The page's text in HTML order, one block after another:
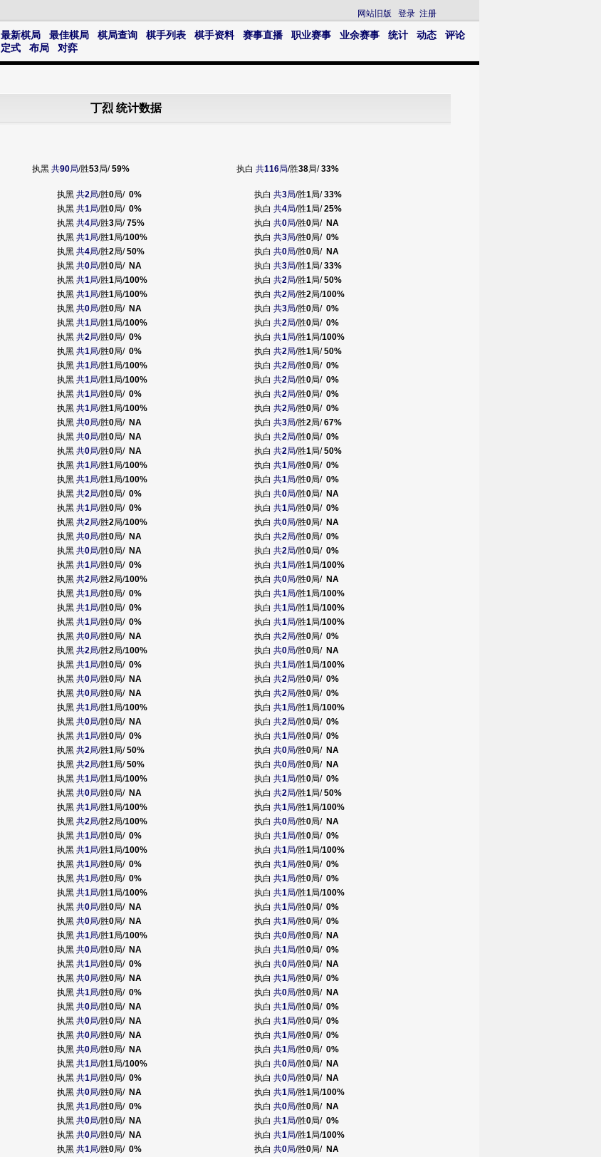
网站旧版 登录 注册
最新棋局 最佳棋局 棋局查询 棋手列表 棋手资料 赛事直播 职业赛事 业余赛事 统计 动态
评论
定式 布局 对弈
丁烈 统计数据
执黑 共90局/胜53局/59% 执白 共116局/胜38局/33%
执黑 共2局/胜0局/0% 执白 共3局/胜1局/33%
执黑 共1局/胜0局/0% 执白 共4局/胜1局/25%
执黑 共4局/胜3局/75% 执白 共0局/胜0局/NA
执黑 共1局/胜1局/100% 执白 共3局/胜0局/0%
执黑 共4局/胜2局/50% 执白 共0局/胜0局/NA
执黑 共0局/胜0局/NA 执白 共3局/胜1局/33%
执黑 共1局/胜1局/100% 执白 共2局/胜1局/50%
执黑 共1局/胜1局/100% 执白 共2局/胜2局/100%
执黑 共0局/胜0局/NA 执白 共3局/胜0局/0%
执黑 共1局/胜1局/100% 执白 共2局/胜0局/0%
执黑 共2局/胜0局/0% 执白 共1局/胜1局/100%
执黑 共1局/胜0局/0% 执白 共2局/胜1局/50%
执黑 共1局/胜1局/100% 执白 共2局/胜0局/0%
执黑 共1局/胜1局/100% 执白 共2局/胜0局/0%
执黑 共1局/胜0局/0% 执白 共2局/胜0局/0%
执黑 共1局/胜1局/100% 执白 共2局/胜0局/0%
执黑 共0局/胜0局/NA 执白 共3局/胜2局/67%
执黑 共0局/胜0局/NA 执白 共2局/胜0局/0%
执黑 共0局/胜0局/NA 执白 共2局/胜1局/50%
执黑 共1局/胜1局/100% 执白 共1局/胜0局/0%
执黑 共1局/胜1局/100% 执白 共1局/胜0局/0%
执黑 共2局/胜0局/0% 执白 共0局/胜0局/NA
执黑 共1局/胜0局/0% 执白 共1局/胜0局/0%
执黑 共2局/胜2局/100% 执白 共0局/胜0局/NA
执黑 共0局/胜0局/NA 执白 共2局/胜0局/0%
执黑 共0局/胜0局/NA 执白 共2局/胜0局/0%
执黑 共1局/胜0局/0% 执白 共1局/胜1局/100%
执黑 共2局/胜2局/100% 执白 共0局/胜0局/NA
执黑 共1局/胜0局/0% 执白 共1局/胜1局/100%
执黑 共1局/胜0局/0% 执白 共1局/胜1局/100%
执黑 共1局/胜0局/0% 执白 共1局/胜1局/100%
执黑 共0局/胜0局/NA 执白 共2局/胜0局/0%
执黑 共2局/胜2局/100% 执白 共0局/胜0局/NA
执黑 共1局/胜0局/0% 执白 共1局/胜1局/100%
执黑 共0局/胜0局/NA 执白 共2局/胜0局/0%
执黑 共0局/胜0局/NA 执白 共2局/胜0局/0%
执黑 共1局/胜1局/100% 执白 共1局/胜1局/100%
执黑 共0局/胜0局/NA 执白 共2局/胜0局/0%
执黑 共1局/胜0局/0% 执白 共1局/胜0局/0%
执黑 共2局/胜1局/50% 执白 共0局/胜0局/NA
执黑 共2局/胜1局/50% 执白 共0局/胜0局/NA
执黑 共1局/胜1局/100% 执白 共1局/胜0局/0%
执黑 共0局/胜0局/NA 执白 共2局/胜1局/50%
执黑 共1局/胜1局/100% 执白 共1局/胜1局/100%
执黑 共2局/胜2局/100% 执白 共0局/胜0局/NA
执黑 共1局/胜0局/0% 执白 共1局/胜0局/0%
执黑 共1局/胜1局/100% 执白 共1局/胜1局/100%
执黑 共1局/胜0局/0% 执白 共1局/胜0局/0%
执黑 共1局/胜0局/0% 执白 共1局/胜0局/0%
执黑 共1局/胜1局/100% 执白 共1局/胜1局/100%
执黑 共0局/胜0局/NA 执白 共1局/胜0局/0%
执黑 共0局/胜0局/NA 执白 共1局/胜0局/0%
执黑 共1局/胜1局/100% 执白 共0局/胜0局/NA
执黑 共0局/胜0局/NA 执白 共1局/胜0局/0%
执黑 共1局/胜0局/0% 执白 共0局/胜0局/NA
执黑 共0局/胜0局/NA 执白 共1局/胜0局/0%
执黑 共1局/胜0局/0% 执白 共0局/胜0局/NA
执黑 共0局/胜0局/NA 执白 共1局/胜0局/0%
执黑 共0局/胜0局/NA 执白 共1局/胜0局/0%
执黑 共0局/胜0局/NA 执白 共1局/胜0局/0%
执黑 共0局/胜0局/NA 执白 共1局/胜0局/0%
执黑 共1局/胜1局/100% 执白 共0局/胜0局/NA
执黑 共1局/胜0局/0% 执白 共0局/胜0局/NA
执黑 共0局/胜0局/NA 执白 共1局/胜1局/100%
执黑 共1局/胜0局/0% 执白 共0局/胜0局/NA
执黑 共0局/胜0局/NA 执白 共1局/胜0局/0%
执黑 共0局/胜0局/NA 执白 共1局/胜1局/100%
执黑 共1局/胜0局/0% 执白 共0局/胜0局/NA